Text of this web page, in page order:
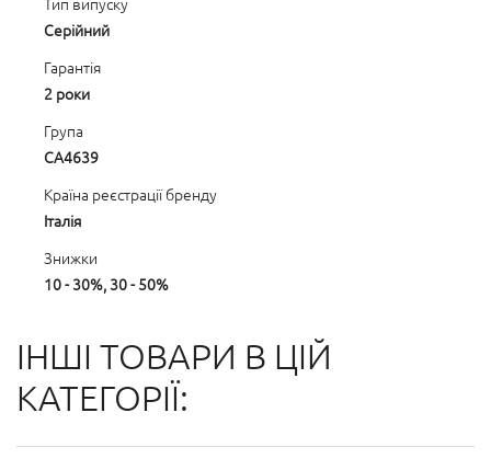
Серійний
Гарантія
2 роки
Група
CA4639
Країна реєстрації бренду
Італія
Знижки
10 - 30%, 30 - 50%
ІНШІ ТОВАРИ В ЦІЙ
КАТЕГОРІЇ: